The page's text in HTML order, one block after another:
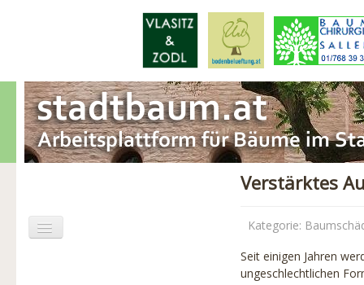
Verstärktes
Kategorie:
Seit einigen Jahren
ungeschlechtlichen